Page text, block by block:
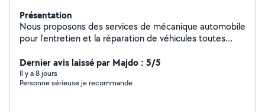
Présentation
Nous proposons des services de mécanique automobile
pour l'entretien et la réparation de véhicules toutes
de véhicules d'occasion. Prestations réalisées : *
Diagnostic des pannes mécaniques. * Vidange et
remplacement des filtres. * Changement des
Dernier avis laissé par Majdo : 5/5
Il y a 8 jours
Personne sérieuse je recommande.